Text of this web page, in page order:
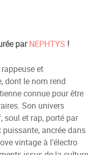
parNEPHTYS !
et
dont le nom rend
connue pour être
Son univers
soul et rap, porté par
ancrée dans
vintage à l’électro